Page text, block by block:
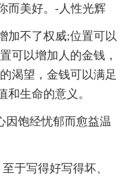
而美好。-人性光辉
加不了权威;位置可以
可以增加人的金钱，
渴望，金钱可以满足
生命的意义。
因饱经忧郁而愈益温
于写得好写得坏、